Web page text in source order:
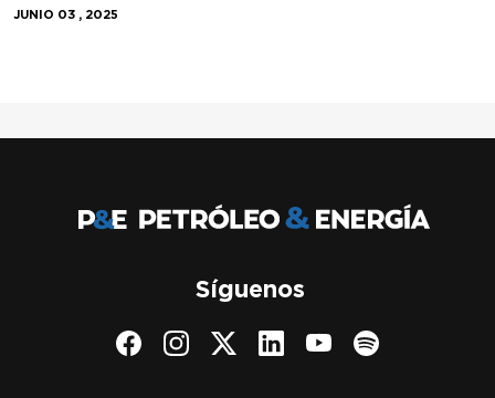
JUNIO 03 , 2025
Síguenos